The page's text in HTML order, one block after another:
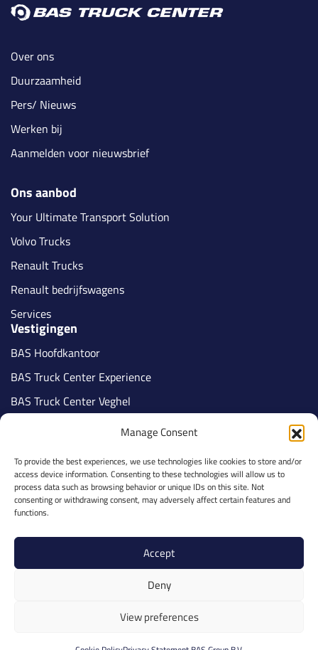
Manage Consent
To provide the best experiences, we use technologies like cookies to store and/or
access device information. Consenting to these technologies will allow us to
process data such as browsing behavior or unique IDs on this site. Not
consenting or withdrawing consent, may adversely affect certain features and
functions.
Accept
Deny
View preferences
Over ons
Duurzaamheid
Pers/ Nieuws
Werken bij
Aanmelden voor nieuwsbrief
Ons aanbod
Your Ultimate Transport Solution
Volvo Trucks
Renault Trucks
Renault bedrijfswagens
Services
Vestigingen
BAS Hoofdkantoor
BAS Truck Center Experience
BAS Truck Center Veghel
BAS Truck Center Tilburg
BAS Truck Center Veldhoven
Volg ons